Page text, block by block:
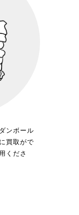
ンボール
買取がで
くださ